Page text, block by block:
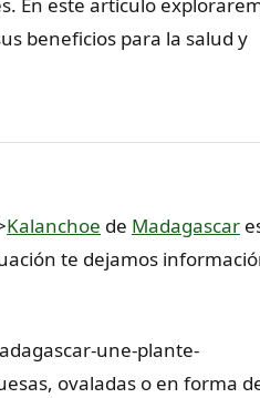
En este artículo
beneficios para la salud y
Kalanchoe de Madagascar
te dejamos
une-plante-
ovaladas o en forma